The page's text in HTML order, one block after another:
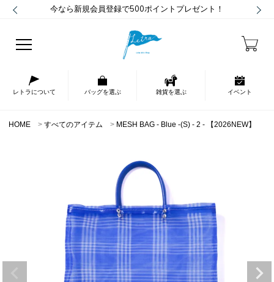
今なら新規会員登録で500ポイントプレゼント！
レトラについて バッグを選ぶ 雑貨を選ぶ イベント
HOME すべてのアイテム MESH BAG - Blue -(S) - 2 - 【2026NEW】